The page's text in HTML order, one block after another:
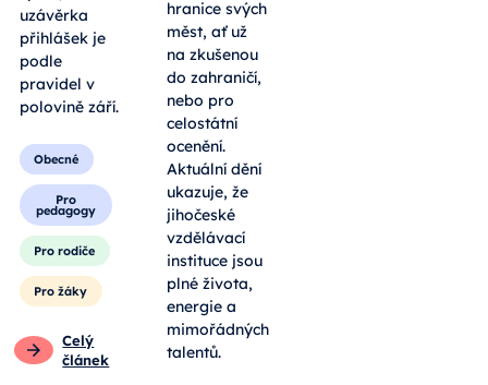
uzávěrka
přihlášek je
podle
pravidel v
polovině září.
Obecné
Pro
pedagogy
Pro rodiče
Pro žáky
Celý
článek
hranice svých
měst, ať už
na zkušenou
do zahraničí,
nebo pro
celostátní
ocenění.
Aktuální dění
ukazuje, že
jihočeské
vzdělávací
instituce jsou
plné života,
energie a
mimořádných
talentů.